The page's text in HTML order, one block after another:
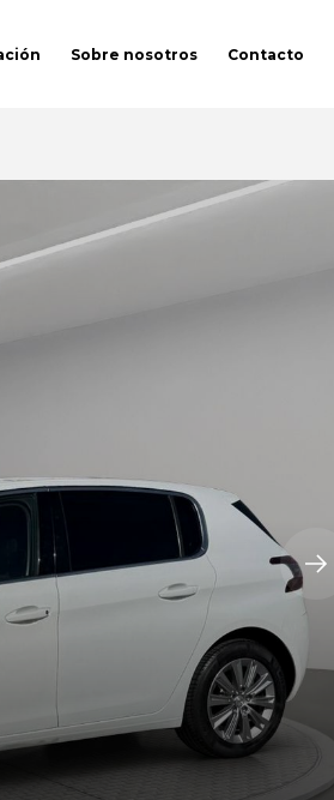
Sobre nosotros Contacto